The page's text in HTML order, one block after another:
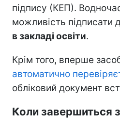
підпису (КЕП).
можливість підписати
в закладі освіти.
Крім того, вперше
автоматично
обліковий документ
Коли завершиться